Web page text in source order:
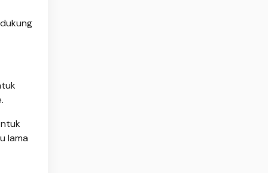
lama